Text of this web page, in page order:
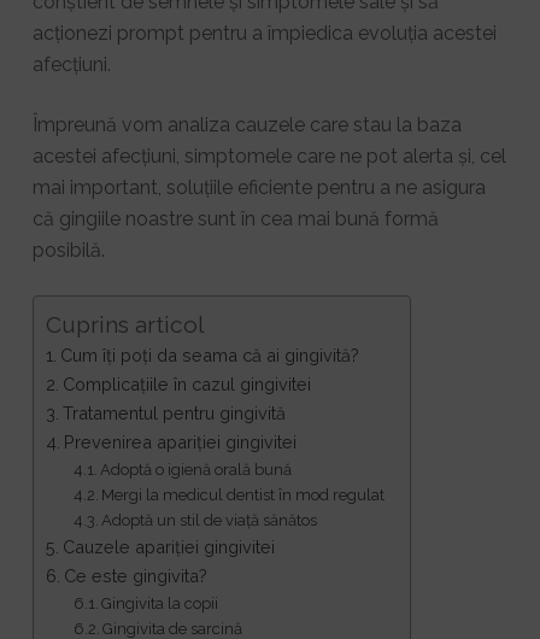
acționezi prompt pentru a împiedica evoluția acestei
afecțiuni.
Împreună vom analiza cauzele care stau la baza
acestei afecțiuni, simptomele care ne pot alerta și, cel
mai important, soluțiile eficiente pentru a ne asigura
că gingiile noastre sunt în cea mai bună formă
posibilă.
Cuprins articol
Cum îți poți da seama că ai gingivită?
Complicațiile în cazul gingivitei
Tratamentul pentru gingivită
Prevenirea apariției gingivitei
Adoptă o igienă orală bună
Mergi la medicul dentist în mod regulat
Adoptă un stil de viață sănătos
Cauzele apariției gingivitei
Ce este gingivita?
Gingivita la copii
Gingivita de sarcină